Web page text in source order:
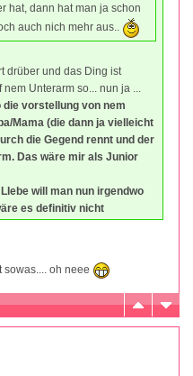
hat, dann hat man ja schon
auch nich mehr aus..
drüber und das Ding ist
Unterarm so... nun ja ...
die vorstellung von nem
Mama (die dann ja vielleicht
die Gegend rennt und der
Das wäre mir als Junior
will man nun irgendwo
es definitiv nicht
sowas.... oh neee